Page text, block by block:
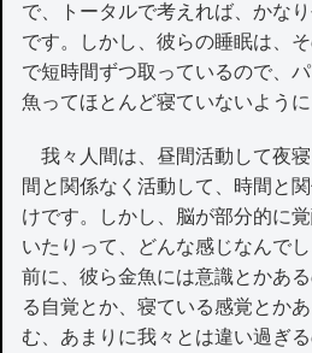
で、トータルで考えれば、かな
です。しかし、彼らの睡眠は、
で短時間ずつ取っているので、
魚ってほとんど寝ていないように
我々人間は、昼間活動して夜
間と関係なく活動して、時間と
けです。しかし、脳が部分的に
いたりって、どんな感じなんで
前に、彼ら金魚には意識とかあ
る自覚とか、寝ている感覚とか
む、あまりに我々とは違い過ぎ